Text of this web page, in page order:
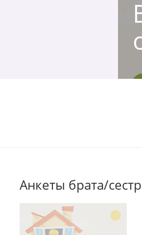
Анкеты брата/